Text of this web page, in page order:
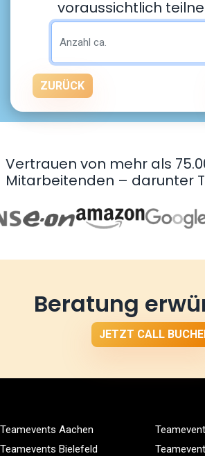
voraussichtlich
ZURÜCK
Vertrauen von mehr als
Mitarbeitenden – darunter
Beratung
JETZT CALL
Teamevents Aachen
Teamevents Bielefeld